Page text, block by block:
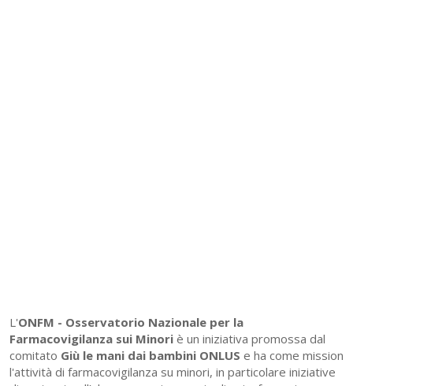
L'ONFM - Osservatorio Nazionale per la
Farmacovigilanza sui Minori è un iniziativa promossa dal
comitato Giù le mani dai bambini ONLUS e ha come mission
l'attività di farmacovigilanza su minori, in particolare iniziative